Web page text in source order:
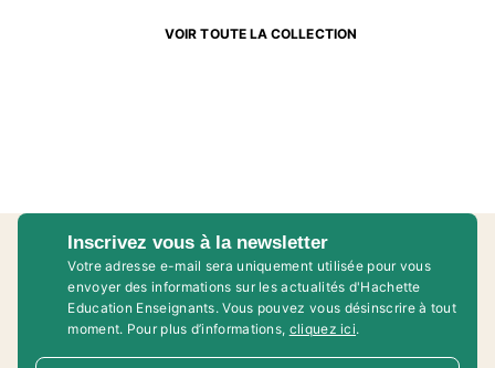
VOIR TOUTE LA COLLECTION
Inscrivez vous à la newsletter
Votre adresse e-mail sera uniquement utilisée pour vous
envoyer des informations sur les actualités d'Hachette
Education Enseignants. Vous pouvez vous désinscrire à tout
moment. Pour plus d’informations, cliquez ici.